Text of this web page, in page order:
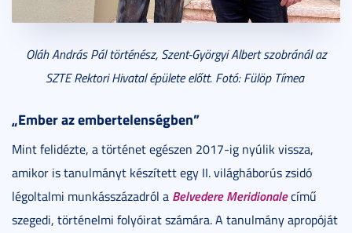
Oláh András Pál történész, Szent-Györgyi Albert szobránál az
SZTE Rektori Hivatal épülete előtt. Fotó: Fülöp Tímea
„Ember az embertelenségben”
Mint felidézte, a történet egészen 2017-ig nyúlik vissza,
amikor is tanulmányt készített egy II. világháborús zsidó
légoltalmi munkásszázadról a Belvedere Meridionalecímű
szegedi, történelmi folyóirat számára. A tanulmány apropóját